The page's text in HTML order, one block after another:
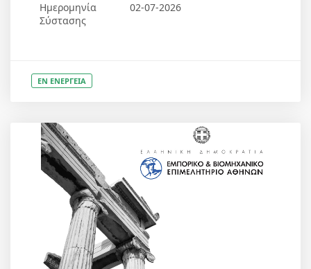
Ημερομηνία
Σύστασης
02-07-2026
ΕΝ ΕΝΕΡΓΕΙΑ